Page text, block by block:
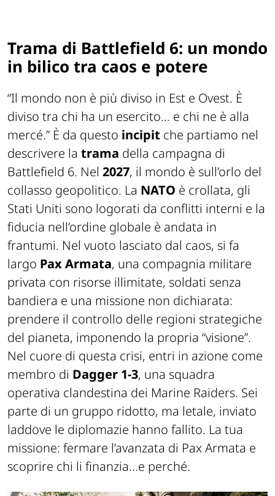
Trama di Battlefield 6: un mondo
in bilico tra caos e potere
“Il mondo non è più diviso in Est e Ovest. È
diviso tra chi ha un esercito… e chi ne è alla
mercé.” È da questo incipit che partiamo nel
descrivere la trama della campagna di
Battlefield 6. Nel 2027, il mondo è sull’orlo del
collasso geopolitico. La NATO è crollata, gli
Stati Uniti sono logorati da conflitti interni e la
fiducia nell’ordine globale è andata in
frantumi. Nel vuoto lasciato dal caos, si fa
largo Pax Armata, una compagnia militare
privata con risorse illimitate, soldati senza
bandiera e una missione non dichiarata:
prendere il controllo delle regioni strategiche
del pianeta, imponendo la propria “visione”.
Nel cuore di questa crisi, entri in azione come
membro di Dagger 1-3, una squadra
operativa clandestina dei Marine Raiders. Sei
parte di un gruppo ridotto, ma letale, inviato
laddove le diplomazie hanno fallito. La tua
missione: fermare l’avanzata di Pax Armata e
scoprire chi li finanzia...e perché.